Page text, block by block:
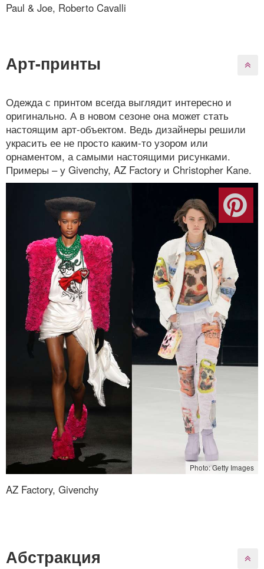
Paul & Joe, Roberto Cavalli
Арт-принты
Одежда с принтом всегда выглядит интересно и
оригинально. А в новом сезоне она может стать
настоящим арт-объектом. Ведь дизайнеры решили
украсить ее не просто каким-то узором или
орнаментом, а самыми настоящими рисунками.
Примеры – у Givenchy, AZ Factory и Christopher Kane.
Photo: Getty Images
AZ Factory, Givenchy
Абстракция